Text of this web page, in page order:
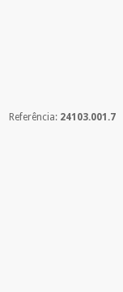
Referência: 24103.001.7